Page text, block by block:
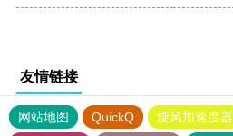
友情链接
网站地图 QuickQ 旋风加速度器